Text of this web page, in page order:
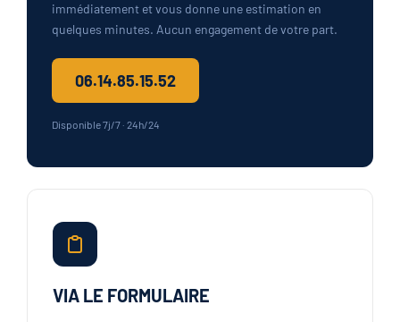
immédiatement et vous donne une estimation en
quelques minutes. Aucun engagement de votre part.
06.14.85.15.52
Disponible 7j/7 · 24h/24
VIA LE FORMULAIRE